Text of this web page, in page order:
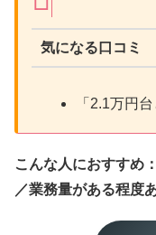
気になる口コミ
「2.1万円
こんな人におすすめ
／業務量がある程度